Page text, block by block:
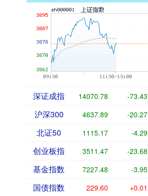
深证成指 14070.78 -73.43
沪深300 4637.89 -20.27
北证50 1115.17 -4.29
创业板指 3511.47 -23.68
基金指数 7227.48 -3.95
国债指数 229.60 +0.01